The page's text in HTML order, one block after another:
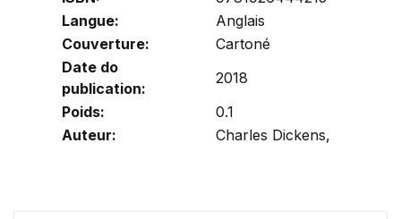
Langue:
Anglais
Couverture:
Cartoné
Date do
publication:
2018
Poids:
0.1
Auteur:
Charles Dickens,